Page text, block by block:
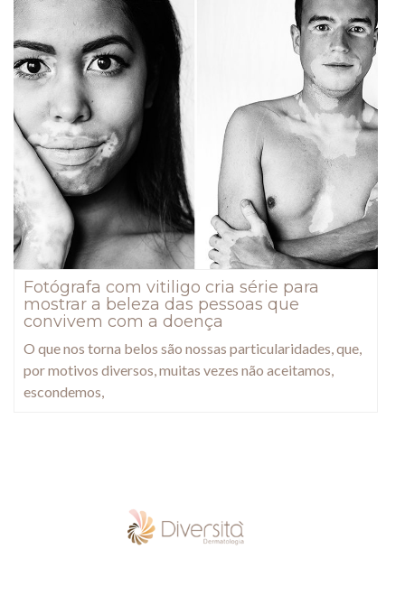
Fotógrafa com vitiligo cria série para
mostrar a beleza das pessoas que
convivem com a doença
O que nos torna belos são nossas particularidades, que,
por motivos diversos, muitas vezes não aceitamos,
escondemos,